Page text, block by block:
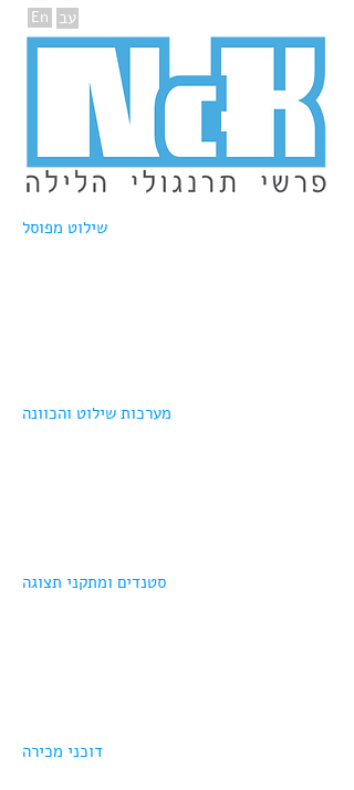
En עב
שילוט מפוסל
מערכות שילוט והכוונה
סטנדים ומתקני תצוגה
דוכני מכירה